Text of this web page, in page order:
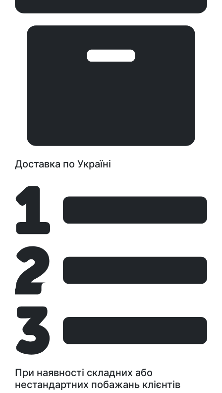
Доставка по Україні
При наявності складних або
нестандартних побажань клієнтів